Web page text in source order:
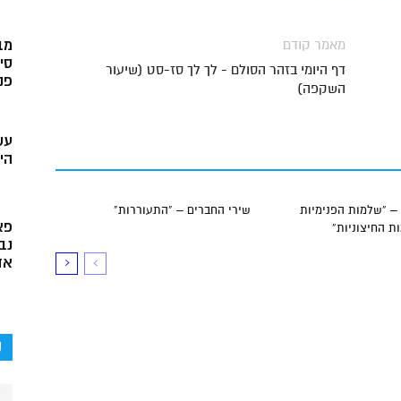
מאמר קודם
דף היומי בזהר הסולם - לך לך סז-סט (שיעור
השקפה)
שירי החברים – “התעוררות”
– “שלמות הפנימיות
החיצוניות”